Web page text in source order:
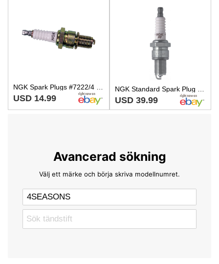
USD 14.99 USD 39.99
Avancerad sökning
Välj ett märke och börja skriva modellnumret.